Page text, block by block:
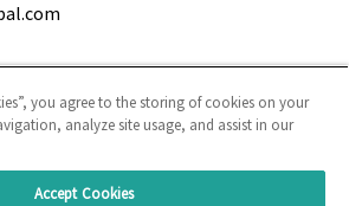
you agree to the storing of cookies on your
analyze site usage, and assist in our
Accept Cookies